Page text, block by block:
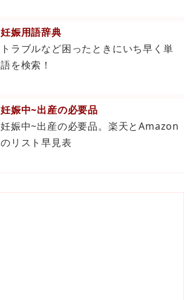
妊娠用語辞典
トラブルなど困ったときにいち早く単
語を検索！
妊娠中~出産の必要品
妊娠中~出産の必要品。楽天とAmazon
のリスト早見表